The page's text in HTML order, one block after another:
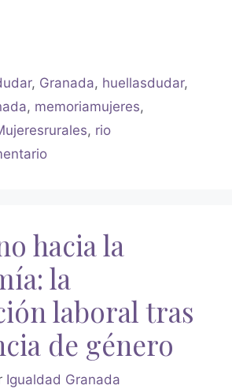
, Granada, huellasdudar,
, memoriamujeres,
, rio
hacia la
la
laboral tras
de género
Igualdad Granada